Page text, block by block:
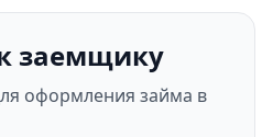
заемщику
оформления займа в